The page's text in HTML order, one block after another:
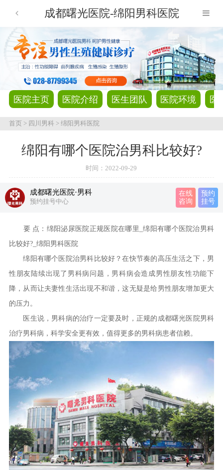
成都曙光医院-绵阳男科医院
医院主页 医院介绍 医生团队 医院环境 医
首页> 四川男科> 绵阳男科医院
绵阳有哪个医院治男科比较好?
时间：2022-09-29
成都曙光医院·男科
预约挂号中心
在线
咨询
预约
挂号
要 点：绵阳泌尿医院正规医院在哪里_绵阳有哪个医院治男科
比较好?_绵阳男科医院
绵阳有哪个医院治男科比较好？在快节奏的高压生活之下，男
性朋友陆续出现了男科病问题，男科病会造成男性朋友性功能下
降，从而让夫妻性生活出现不和谐，这无疑是给男性朋友增加更大
的压力。
医生说，男科病的治疗一定要及时，正规的成都曙光医院男科
治疗男科病，科学安全更有效，值得更多的男科病患者信赖。